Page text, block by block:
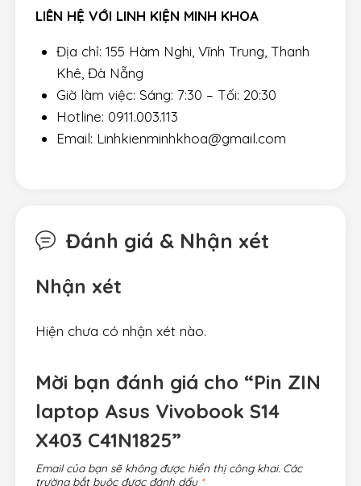
LIÊN HỆ VỚI LINH KIỆN MINH KHOA
Địa chỉ: 155 Hàm Nghi, Vĩnh Trung, Thanh
Khê, Đà Nẵng
Giờ làm việc: Sáng: 7:30 – Tối: 20:30
Hotline: 0911.003.113
Email: Linhkienminhkhoa@gmail.com
Đánh giá & Nhận xét
Nhận xét
Hiện chưa có nhận xét nào.
Mời bạn đánh giá cho “Pin ZIN
laptop Asus Vivobook S14
X403 C41N1825”
Email của bạn sẽ không được hiển thị công khai. Các
trường bắt buộc được đánh dấu *